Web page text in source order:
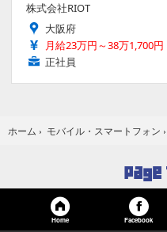
株式会社RIOT
大阪府
月給23万円～38万1,700円
正社員
ホーム › モバイル・スマートフォン ›
Home Facebook